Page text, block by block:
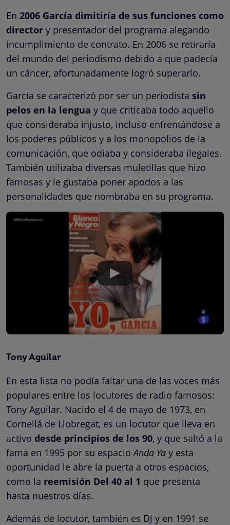
En 2006 García dimitiría de sus funciones como
director y presentador del programa alegando
incumplimiento de contrato. En 2006 se retiraría
del mundo del periodismo debido a que padecía
un cáncer, afortunadamente logró superarlo.
García se caracterizó por ser un periodista sin
pelos en la lengua y que criticaba todo aquello
que consideraba injusto, incluso enfrentándose a
los poderes públicos y a los monopolios de la
comunicación, que odiaba y consideraba ilegales.
También utilizaba diversas muletillas que hizo
famosas y le gustaba poner apodos a las
personalidades que nombraba en su programa.
Tony Aguilar
En esta lista no podía faltar una de las voces más
populares entre los locutores de radio famosos:
Tony Aguilar. Nacido el 4 de mayo de 1973, en
Cornellá de Llobregat, es un locutor que lleva en
activo desde principios de los 90, y que saltó a la
fama en 1995 por su espacioAnda Ya y esta
oportunidad le abre la puerta a otros espacios,
como la reemisión Del 40 al 1 que presenta
hasta nuestros días.
Además de locutor, también es DJ y en 1991 se